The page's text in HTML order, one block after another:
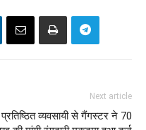
Next article
प्रतिष्ठित व्यवसायी से गैंगस्टर ने 70